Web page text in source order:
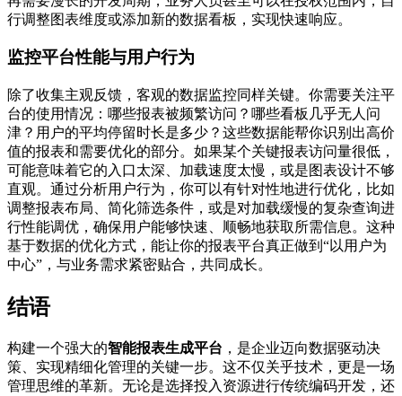
行调整图表维度或添加新的数据看板，实现快速响应。
监控平台性能与用户行为
除了收集主观反馈，客观的数据监控同样关键。你需要关注平
台的使用情况：哪些报表被频繁访问？哪些看板几乎无人问
津？用户的平均停留时长是多少？这些数据能帮你识别出高价
值的报表和需要优化的部分。如果某个关键报表访问量很低，
可能意味着它的入口太深、加载速度太慢，或是图表设计不够
直观。通过分析用户行为，你可以有针对性地进行优化，比如
调整报表布局、简化筛选条件，或是对加载缓慢的复杂查询进
行性能调优，确保用户能够快速、顺畅地获取所需信息。这种
基于数据的优化方式，能让你的报表平台真正做到“以用户为
中心”，与业务需求紧密贴合，共同成长。
结语
构建一个强大的智能报表生成平台 ，是企业迈向数据驱动决
策、实现精细化管理的关键一步。这不仅关乎技术，更是一场
管理思维的革新。无论是选择投入资源进行传统编码开发，还